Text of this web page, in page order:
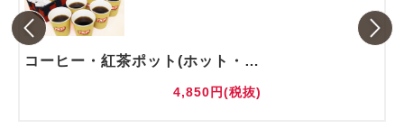
コーヒー・紅茶ポット(ホット・アイス)
4,850円(税抜)